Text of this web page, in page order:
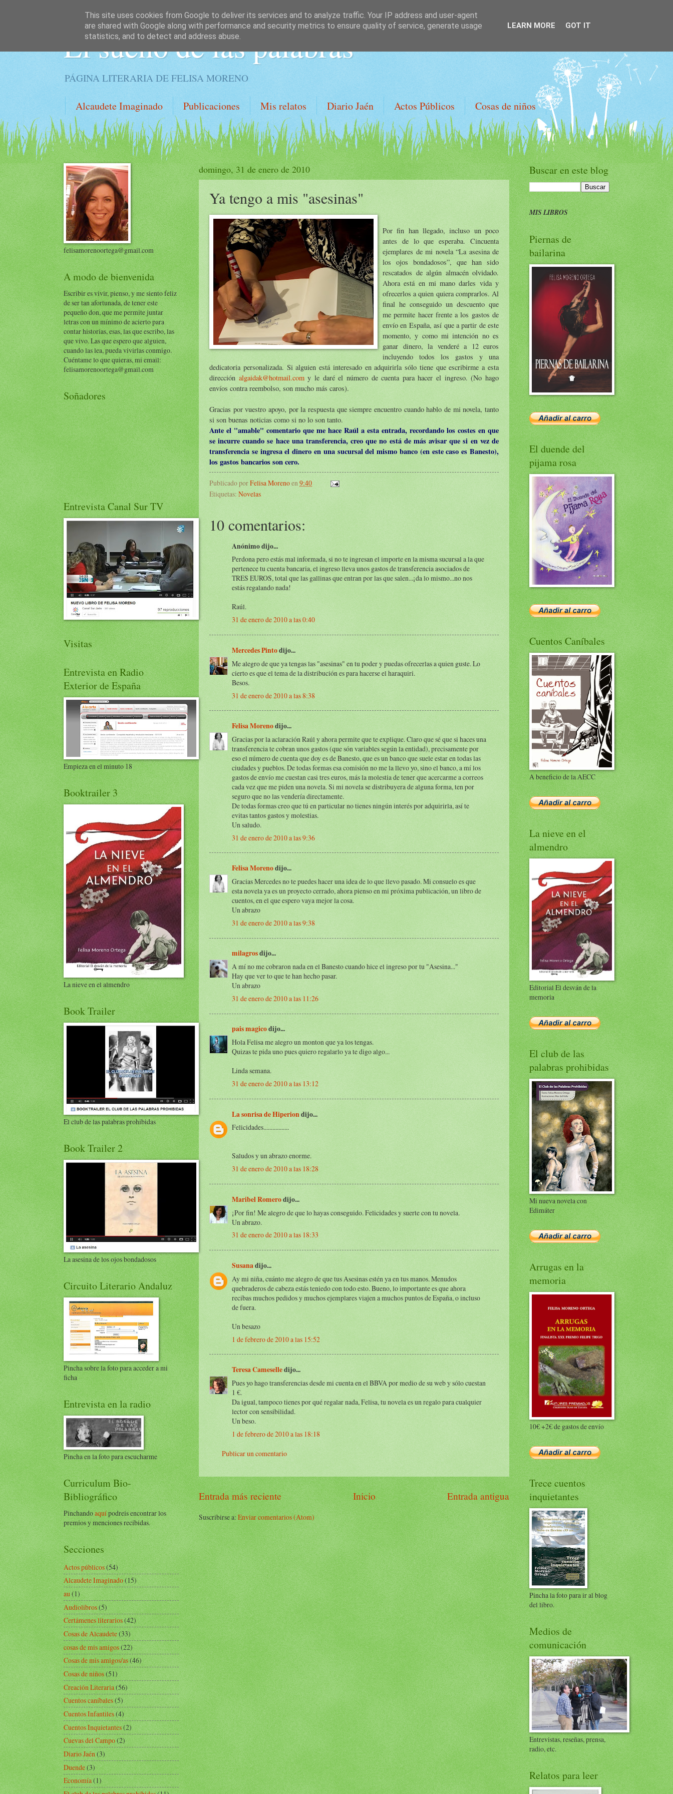
El sueño de las palabras
PÁGINA LITERARIA DE FELISA MORENO
Alcaudete Imaginado Publicaciones Mis relatos Diario Jaén Actos Públicos Cosas de niños
domingo, 31 de enero de 2010
Ya tengo a mis "asesinas"
Por fin han llegado, incluso un poco
antes de lo que esperaba. Cincuenta
ejemplares de mi novela “La asesina de
los ojos bondadosos”, que han sido
rescatados de algún almacén olvidado.
Ahora está en mi mano darles vida y
ofrecerlos a quien quiera comprarlos. Al
final he conseguido un descuento que
me permite hacer frente a los gastos de
envío en España, así que a partir de este
momento, y como mi intención no es
ganar dinero, la venderé a 12 euros
incluyendo todos los gastos y una
dedicatoria personalizada. Si alguien está interesado en adquirirla sólo tiene que escribirme a esta
dirección algaidak@hotmail.comy le daré el número de cuenta para hacer el ingreso. (No hago
envíos contra reembolso, son mucho más caros).
Gracias por vuestro apoyo, por la respuesta que siempre encuentro cuando hablo de mi novela, tanto
si son buenas noticias como si no lo son tanto.
Ante el "amable" comentario que me hace Raúl a esta entrada, recordando los costes en que
se incurre cuando se hace una transferencia, creo que no está de más avisar que si en vez de
transferencia se ingresa el dinero en una sucursal del mismo banco (en este caso es Banesto),
los gastos bancarios son cero.
Publicado porFelisa Morenoen 9:40
Etiquetas: Novelas
10 comentarios:
Anónimo dijo...
Perdona pero estás mal informada, si no te ingresan el importe en la misma sucursal a la que
pertenece tu cuenta bancaria, el ingreso lleva unos gastos de transferencia asociados de
TRES EUROS, total que las gallinas que entran por las que salen...¡da lo mismo...no nos
estás regalando nada!
Raúl.
31 de enero de 2010 a las 0:40
Mercedes Pintodijo...
Me alegro de que ya tengas las "asesinas" en tu poder y puedas ofrecerlas a quien guste. Lo
cierto es que el tema de la distribución es para hacerse el haraquiri.
Besos.
31 de enero de 2010 a las 8:38
Felisa Morenodijo...
Gracias por la aclaración Raúl y ahora permite que te explique. Claro que sé que si haces una
transferencia te cobran unos gastos (que són variables según la entidad), precisamente por
eso el número de cuenta que doy es de Banesto, que es un banco que suele estar en todas las
ciudades y pueblos. De todas formas esa comisión no me la llevo yo, sino el banco, a mí los
gastos de envío me cuestan casi tres euros, más la molestia de tener que acercarme a correos
cada vez que me piden una novela. Si mi novela se distribuyera de alguna forma, ten por
seguro que no las vendería directamente.
De todas formas creo que tú en particular no tienes ningún interés por adquirirla, así te
evitas tantos gastos y molestias.
Un saludo.
31 de enero de 2010 a las 9:36
Felisa Morenodijo...
Gracias Mercedes no te puedes hacer una idea de lo que llevo pasado. Mi consuelo es que
esta novela ya es un proyecto cerrado, ahora pienso en mi próxima publicación, un libro de
cuentos, en el que espero vaya mejor la cosa.
Un abrazo
31 de enero de 2010 a las 9:38
milagrosdijo...
A mí no me cobraron nada en el Banesto cuando hice el ingreso por tu "Asesina..."
Hay que ver to que te han hecho pasar.
Un abrazo
31 de enero de 2010 a las 11:26
pais magicodijo...
Hola Felisa me alegro un monton que ya los tengas.
Quizas te pida uno pues quiero regalarlo ya te digo algo...
Linda semana.
31 de enero de 2010 a las 13:12
La sonrisa de Hiperiondijo...
Felicidades.................
Saludos y un abrazo enorme.
31 de enero de 2010 a las 18:28
Maribel Romerodijo...
¡Por fin! Me alegro de que lo hayas conseguido. Felicidades y suerte con tu novela.
Un abrazo.
31 de enero de 2010 a las 18:33
Susanadijo...
Ay mi niña, cuánto me alegro de que tus Asesinas estén ya en tus manos. Menudos
quebraderos de cabeza estás teniedo con todo esto. Bueno, lo importante es que ahora
recibas muchos pedidos y muchos ejemplares viajen a muchos puntos de España, o incluso
de fuera.
Un besazo
1 de febrero de 2010 a las 15:52
Teresa Cameselledijo...
Pues yo hago transferencias desde mi cuenta en el BBVA por medio de su web y sólo cuestan
1 €.
Da igual, tampoco tienes por qué regalar nada, Felisa, tu novela es un regalo para cualquier
lector con sensibilidad.
Un beso.
1 de febrero de 2010 a las 18:18
Publicar un comentario
Entrada más reciente Entrada antigua
Inicio
Suscribirse a:Enviar comentarios (Atom)
felisamorenoortega@gmail.com
A modo de bienvenida
Escribir es vivir, pienso, y me siento feliz
de ser tan afortunada, de tener este
pequeño don, que me permite juntar
letras con un mínimo de acierto para
contar historias, esas, las que escribo, las
que vivo. Las que espero que alguien,
cuando las lea, pueda vivirlas conmigo.
Cuéntame lo que quieras, mi email:
felisamorenoortega@gmail.com
Soñadores
Entrevista Canal Sur TV
Visitas
Entrevista en Radio
Exterior de España
Empieza en el minuto 18
Booktrailer 3
La nieve en el almendro
Book Trailer
El club de las palabras prohibidas
Book Trailer 2
La asesina de los ojos bondadosos
Circuito Literario Andaluz
Pincha sobre la foto para acceder a mi
ficha
Entrevista en la radio
Pincha en la foto para escucharme
Curriculum Bio-
Bibliográfico
Pinchandoaquípodreis encontrar los
premios y menciones recibidas.
Secciones
Actos públicos(54)
Alcaudete Imaginado(15)
au(1)
Audiolibros(5)
Certámenes literarios(42)
Cosas de Alcaudete(33)
cosas de mis amigos(22)
Cosas de mis amigos/as(46)
Cosas de niños(51)
Creación Literaria(56)
Cuentos caníbales(5)
Cuentos Infantiles(4)
Cuentos Inquietantes(2)
Cuevas del Campo(2)
Diario Jaén(3)
Duende(3)
Economía(1)
Buscar en este blog
MIS LIBROS
Piernas de
bailarina
El duende del
pijama rosa
Cuentos Caníbales
A beneficio de la AECC
La nieve en el
almendro
Editorial El desván de la
memoria
El club de las
palabras prohibidas
Mi nueva novela con
Edimáter
Arrugas en la
memoria
10€ +2€ de gastos de envío
Trece cuentos
inquietantes
Pincha la foto para ir al blog
del libro.
Medios de
comunicación
Entrevistas, reseñas, prensa,
radio, etc.
Relatos para leer
This site uses cookies from Google to deliver its services and to analyze traffic. Your IP address and user-agent
are shared with Google along with performance and security metrics to ensure quality of service, generate usage
statistics, and to detect and address abuse.
LEARN MORE GOT IT